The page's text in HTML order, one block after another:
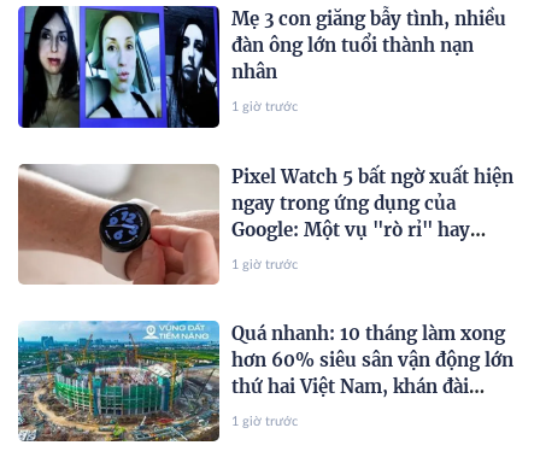
Mẹ 3 con giăng bẫy tình, nhiều
đàn ông lớn tuổi thành nạn
nhân
1 giờ trước
Pixel Watch 5 bất ngờ xuất hiện
ngay trong ứng dụng của
Google: Một vụ "rò rỉ" hay
chiến lược marketing đã được
1 giờ trước
Quá nhanh: 10 tháng làm xong
hơn 60% siêu sân vận động lớn
thứ hai Việt Nam, khán đài
60.000 chỗ dần thành hình,
1 giờ trước